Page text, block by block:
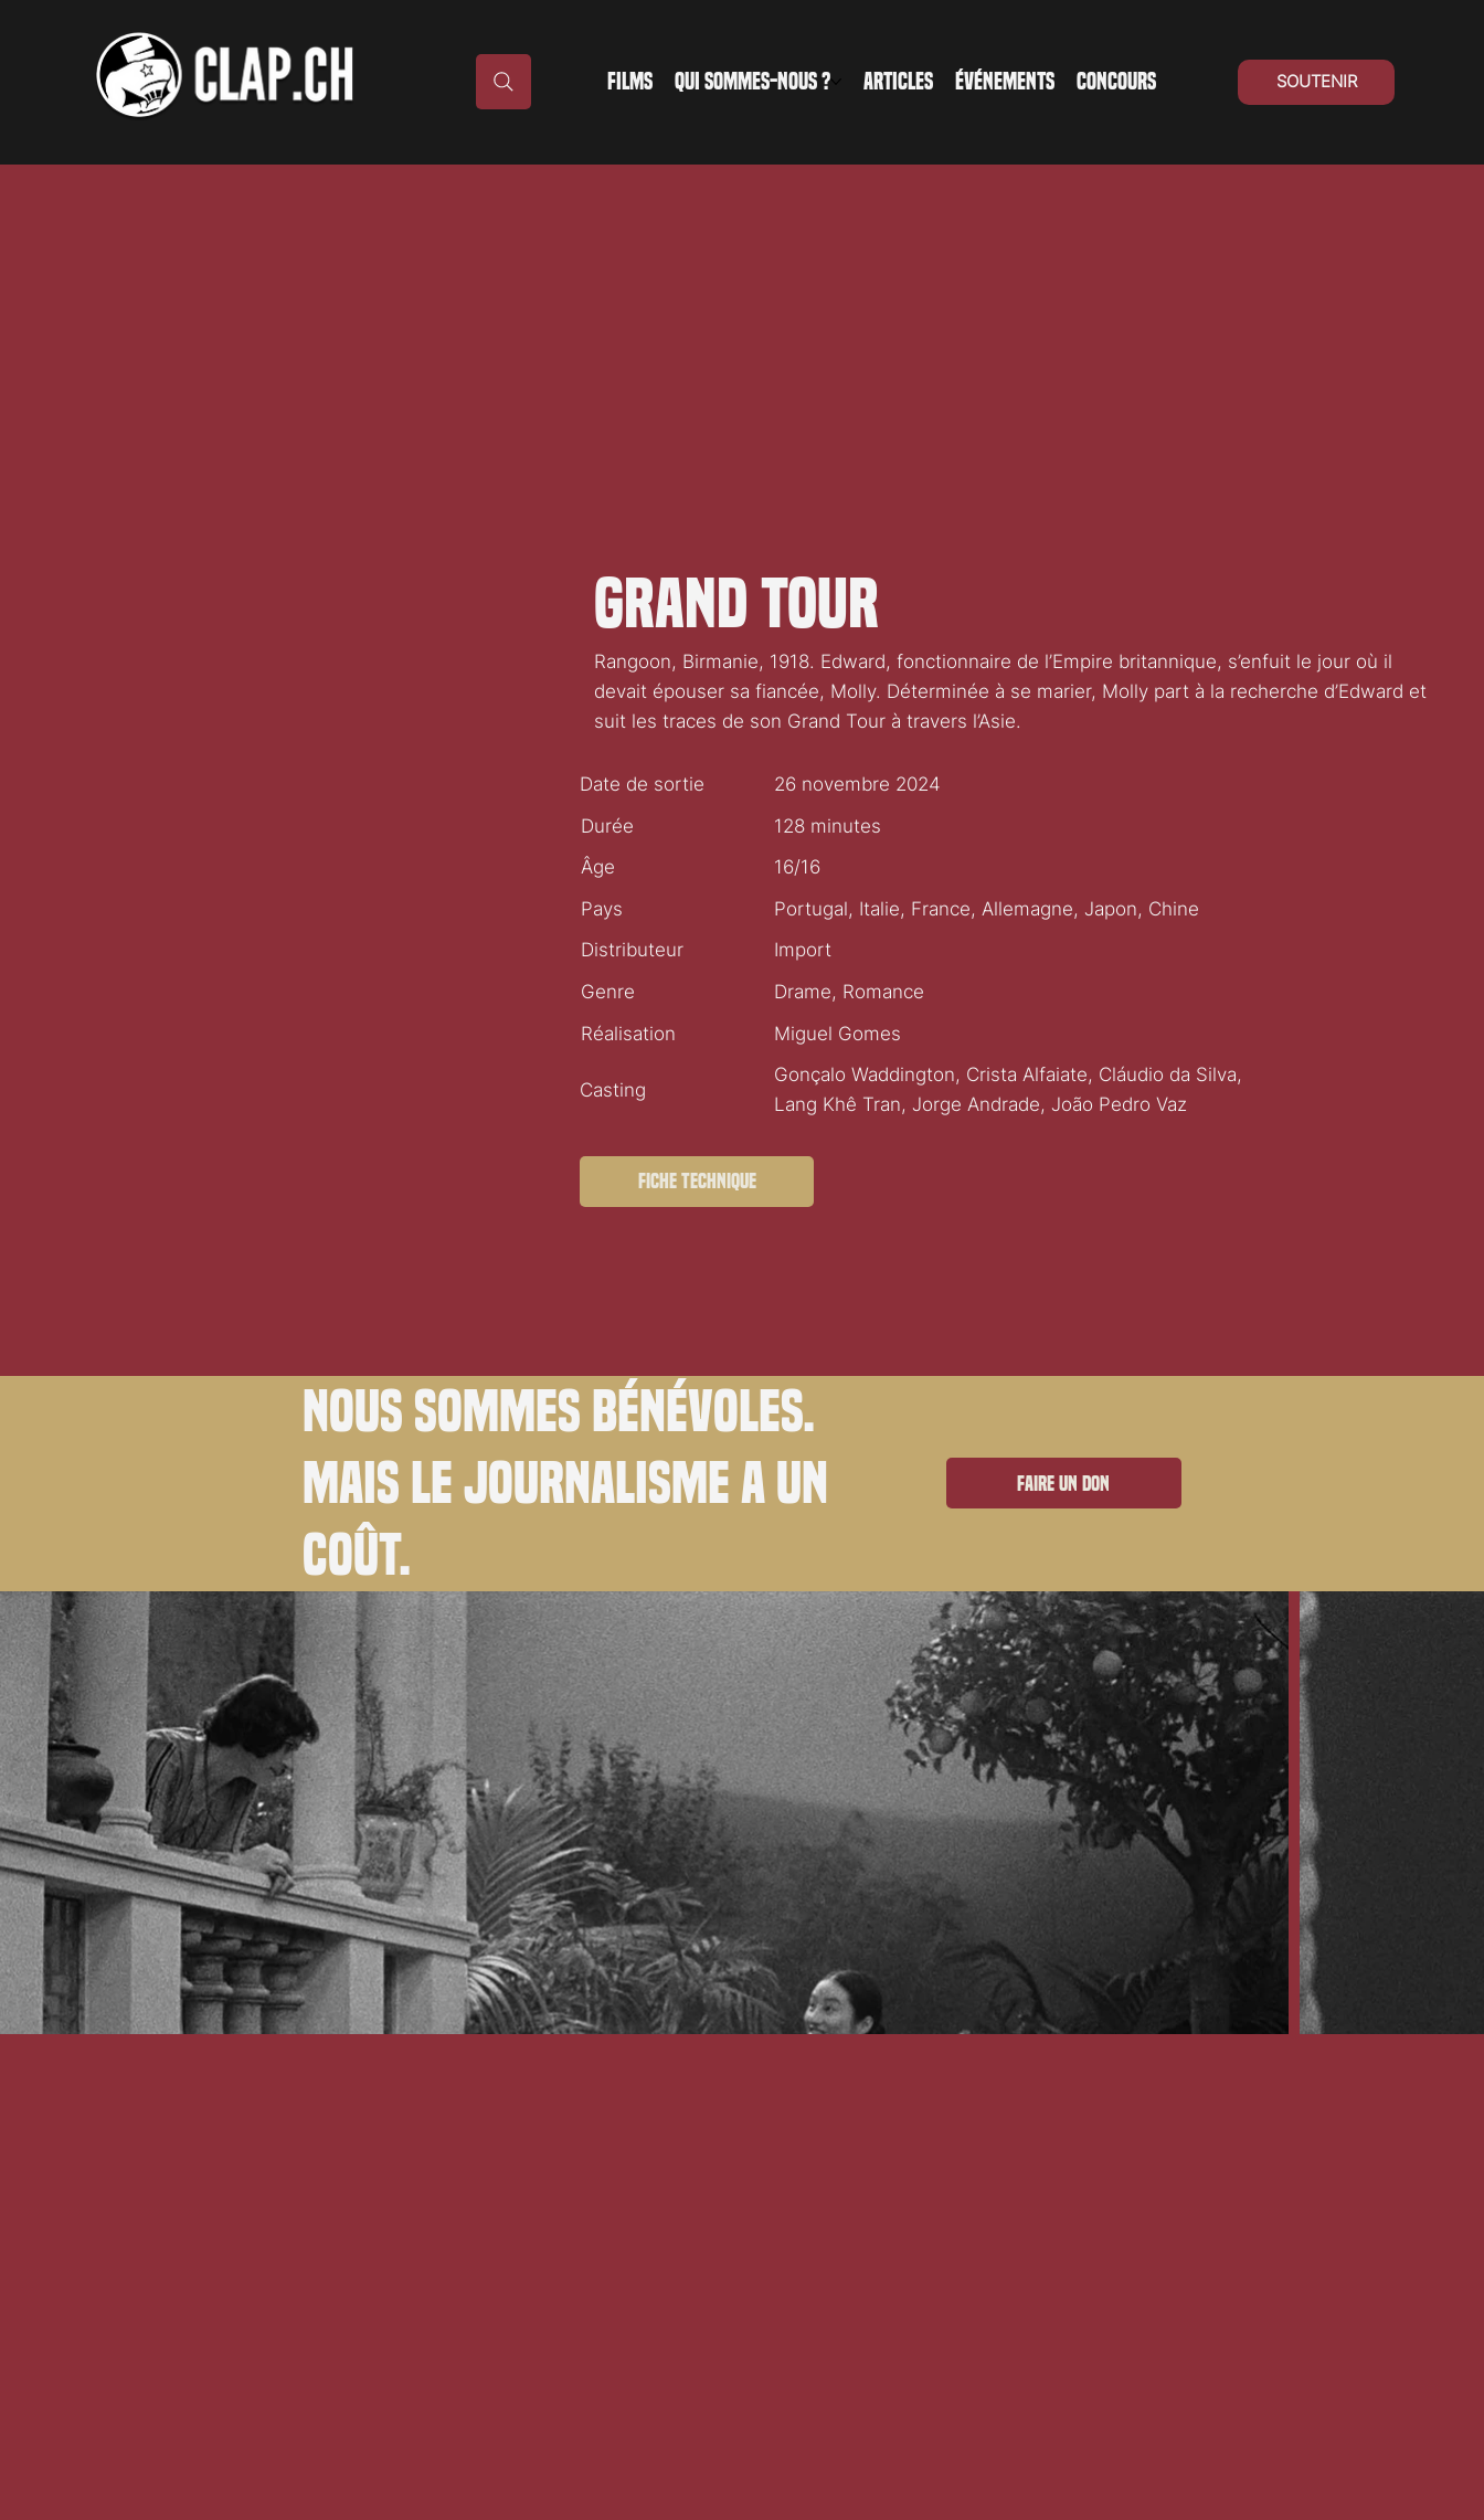
FILMS QUI SOMMES-NOUS ? ARTICLES ÉVÉNEMENTS CONCOURS SOUTENIR
Grand tour
Rangoon, Birmanie, 1918. Edward, fonctionnaire de l’Empire britannique, s’enfuit le jour où il
devait épouser sa fiancée, Molly. Déterminée à se marier, Molly part à la recherche d’Edward et
suit les traces de son Grand Tour à travers l’Asie.
Date de sortie
26 novembre 2024
Durée
128 minutes
Âge
16/16
Pays
Portugal, Italie, France, Allemagne, Japon, Chine
Distributeur
Import
Genre
Drame, Romance
Réalisation
Miguel Gomes
Casting
Gonçalo Waddington, Crista Alfaiate, Cláudio da Silva,
Lang Khê Tran, Jorge Andrade, João Pedro Vaz
Fiche technique
Nous sommes bénévoles.
Mais le journalisme a un
coût.
Faire un don